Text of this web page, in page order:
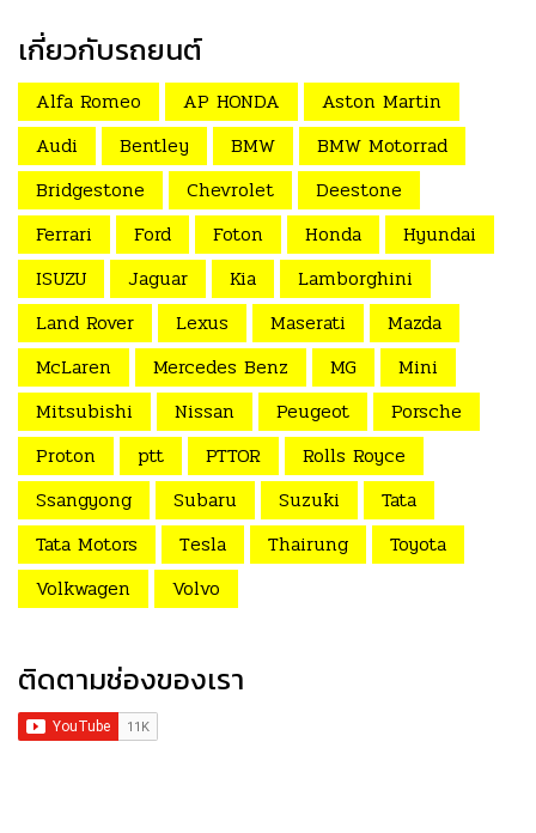
เกี่ยวกับรถยนต์
Alfa Romeo AP HONDA
Aston Martin
Audi
Bentley BMW
BMW Motorrad
Bridgestone
Chevrolet
Deestone
Ferrari
Ford Foton Honda
Hyundai
ISUZU
Jaguar Kia
Lamborghini
Land Rover
Lexus Maserati
Mazda
McLaren
Mercedes Benz MG
Mini
Mitsubishi
Nissan Peugeot
Porsche
Proton
ptt PTTOR
Rolls Royce
Ssangyong
Subaru Suzuki
Tata
Tata Motors
Tesla Thairung
Toyota
Volkwagen
Volvo
ติดตามช่องของเรา